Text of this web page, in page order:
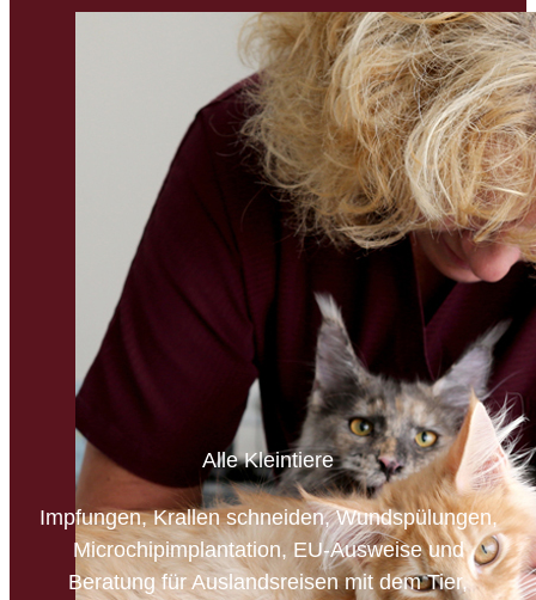
Alle Kleintiere
Impfungen, Krallen schneiden, Wundspülungen,
Microchipimplantation, EU-Ausweise und
Beratung für Auslandsreisen mit dem Tier,